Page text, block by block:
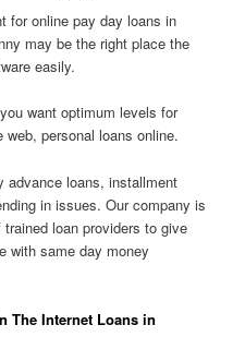
for online pay day loans in
may be the right place the
easily.
want optimum levels for
personal loans online.
advance loans, installment
in issues. Our company is
loan providers to give
with same day money
The Internet Loans in